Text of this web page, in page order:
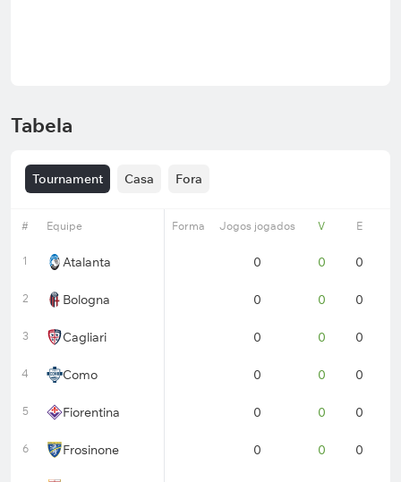
Tabela
Tournament Casa Fora
# Equipe Forma Jogos jogados V E
1 Atalanta 0 0 0
2 Bologna 0 0 0
3 Cagliari 0 0 0
4 Como 0 0 0
5 Fiorentina 0 0 0
6 Frosinone 0 0 0